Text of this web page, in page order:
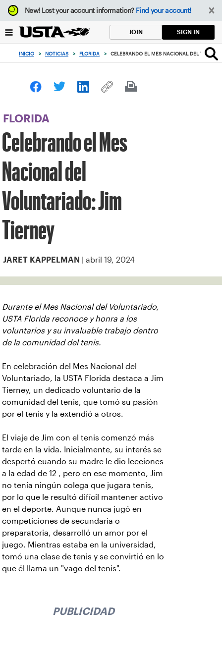
Enfoque
desde
botón
volver
principio
New!Lost your account information? Find your account!
JOIN SIGN IN
INICIO > NOTICIAS > FLORIDA > CELEBRANDO EL MES NACIONAL DEL
FLORIDA
Celebrando el Mes
Nacional del
Voluntariado: Jim
Tierney
JARET KAPPELMAN | abril 19, 2024
Durante el Mes Nacional del Voluntariado,
USTA Florida reconoce y honra a los
voluntarios y su invaluable trabajo dentro
de la comunidad del tenis.
En celebración del Mes Nacional del
Voluntariado, la USTA Florida destaca a Jim
Tierney, un dedicado voluntario de la
comunidad del tenis, que tomó su pasión
por el tenis y la extendió a otros.
El viaje de Jim con el tenis comenzó más
tarde en la vida. Inicialmente, su interés se
despertó cuando su madre le dio lecciones
a la edad de 12 , pero en ese momento, Jim
no tenía ningún colega que jugara tenis,
por lo que le resultó difícil mantener activo
en el deporte. Aunque nunca jugó en
competiciones de secundaria o
preparatoria, desarrolló un amor por el
juego. Mientras estaba en la universidad,
tomó una clase de tenis y se convirtió en lo
que él llama un "vago del tenis".
PUBLICIDAD